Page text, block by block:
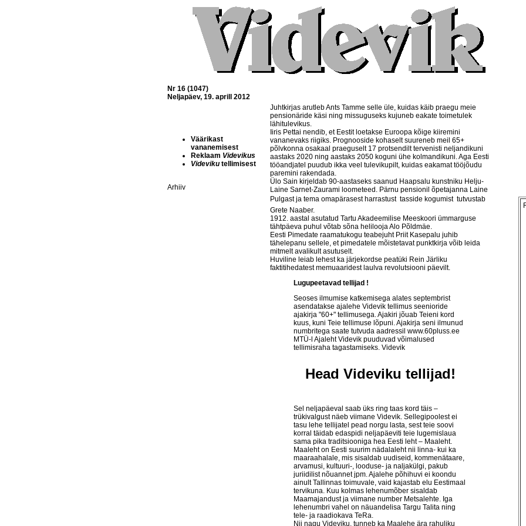
Nr 16 (1047)
Neljapäev, 19. aprill 2012
Väärikast
vananemisest
Reklaam Videvikus
Videviku tellimisest
Arhiiv
Juhtkirjas arutleb Ants Tamme selle üle, kuidas käib praegu meie
pensionäride käsi ning missuguseks kujuneb eakate toimetulek
lähitulevikus.
Iiris Pettai nendib, et Eestit loetakse Euroopa kõige kiiremini
vananevaks riigiks. Prognooside kohaselt suureneb meil 65+
põlvkonna osakaal praeguselt 17 protsendilt tervenisti neljandikuni
aastaks 2020 ning aastaks 2050 koguni ühe kolmandikuni. Aga Eesti
tööandjatel puudub ikka veel tulevikupilt, kuidas eakamat tööjõudu
paremini rakendada.
Ülo Sain kirjeldab 90-aastaseks saanud Haapsalu kunstniku Helju-
Laine Sarnet-Zaurami loometeed. Pärnu pensionil õpetajanna Laine
Pulgast ja tema omapärasest harrastust  tasside kogumist  tutvustab
Grete Naaber.
1912. aastal asutatud Tartu Akadeemilise Meeskoori ümmarguse
tähtpäeva puhul võtab sõna helilooja Alo Põldmäe.
Eesti Pimedate raamatukogu teabejuht Priit Kasepalu juhib
tähelepanu sellele, et pimedatele mõistetavat punktkirja võib leida
mitmelt avalikult asutuselt.
Huviline leiab lehest ka järjekordse peatüki Rein Järliku
faktitihedatest memuaaridest laulva revolutsiooni päevilt.
Lugupeetavad tellijad !
Seoses ilmumise katkemisega alates septembrist
asendatakse ajalehe Videvik tellimus seenioride
ajakirja "60+" tellimusega. Ajakiri jõuab Teieni kord
kuus, kuni Teie tellimuse lõpuni. Ajakirja seni ilmunud
numbritega saate tutvuda aadressil www.60pluss.ee
MTÜ-l Ajaleht Videvik puuduvad võimalused
tellimisraha tagastamiseks. Videvik
Head Videviku tellijad!
Sel neljapäeval saab üks ring taas kord täis –
trükivalgust näeb viimane Videvik. Sellegipoolest ei
tasu lehe tellijatel pead norgu lasta, sest teie soovi
korral täidab edaspidi neljapäeviti teie lugemislaua
sama pika traditsiooniga hea Eesti leht – Maaleht.
Maaleht on Eesti suurim nädalaleht nii linna- kui ka
maaraahalale, mis sisaldab uudiseid, kommenätaare,
arvamusi, kultuuri-, looduse- ja naljakülgi, pakub
juriidilist nõuannet jpm. Ajalehe põhihuvi ei koondu
ainult Tallinnas toimuvale, vaid kajastab elu Eestimaal
tervikuna. Kuu kolmas lehenumõber sisaldab
Maamajandust ja viimane number Metsalehte. Iga
lehenumbri vahel on näuandelisa Targu Talita ning
tele- ja raadiokava TeRa.
Nii nagu Videviku, tunneb ka Maalehe ära rahuliku